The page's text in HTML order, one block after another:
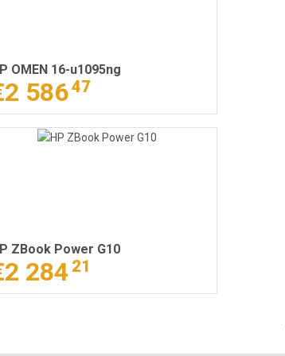
OMEN 16-u1095ng
58647
ZBook Power G10
284 21